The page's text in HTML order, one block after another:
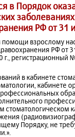
в Порядок
РФ от 31
взрослому
РФ от
в кабинете
кабинете
стоматологическом
Порядку, не